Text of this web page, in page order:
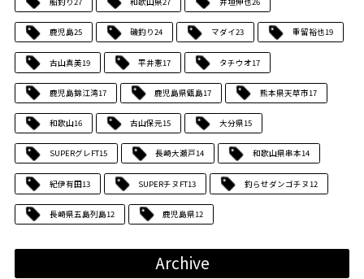
鹿児島25 磯釣り24 マダイ23 重留裕也19
古山真美19 平井憲17 タチウオ17
鹿児島錦江湾17 鹿児島県甑島17 熊本県天草市17
和歌山16 古山保元15 大分県15
SUPERグレFT15 長崎大瀬戸14 和歌山県串本14
紀伊有田13 SUPERチヌFT13 釣らせダンゴチヌ 12
長崎県五島列島12 鹿児島県12
Archive